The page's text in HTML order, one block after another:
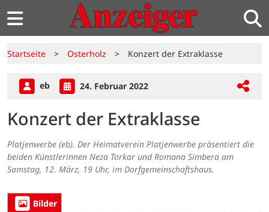
Startseite > Osterholz > Konzert der Extraklasse
eb 24. Februar 2022
Konzert der Extraklasse
Platjenwerbe (eb). Der Heimatverein Platjenwerbe präsentiert die
beiden Künstlerinnen Neza Torkar und Romana Simbera am
Samstag, 12. März, 19 Uhr, im Dorfgemeinschaftshaus.
Bilder